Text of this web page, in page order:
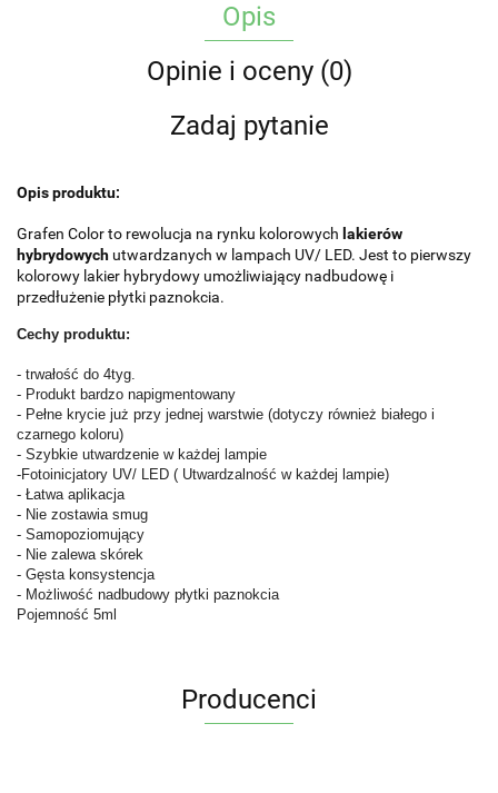
Opis
Opinie i oceny (0)
Zadaj pytanie
Opis produktu:
Grafen Color to rewolucja na rynku kolorowych lakierów
hybrydowych utwardzanych w lampach UV/ LED. Jest to pierwszy
kolorowy lakier hybrydowy umożliwiający nadbudowę i
przedłużenie płytki paznokcia.
Cechy produktu:
- trwałość do 4tyg.
- Produkt bardzo napigmentowany
- Pełne krycie już przy jednej warstwie (dotyczy również białego i
czarnego koloru)
- Szybkie utwardzenie w każdej lampie
-Fotoinicjatory UV/ LED ( Utwardzalność w każdej lampie)
- Łatwa aplikacja
- Nie zostawia smug
- Samopoziomujący
- Nie zalewa skórek
- Gęsta konsystencja
- Możliwość nadbudowy płytki paznokcia
Pojemność 5ml
Producenci